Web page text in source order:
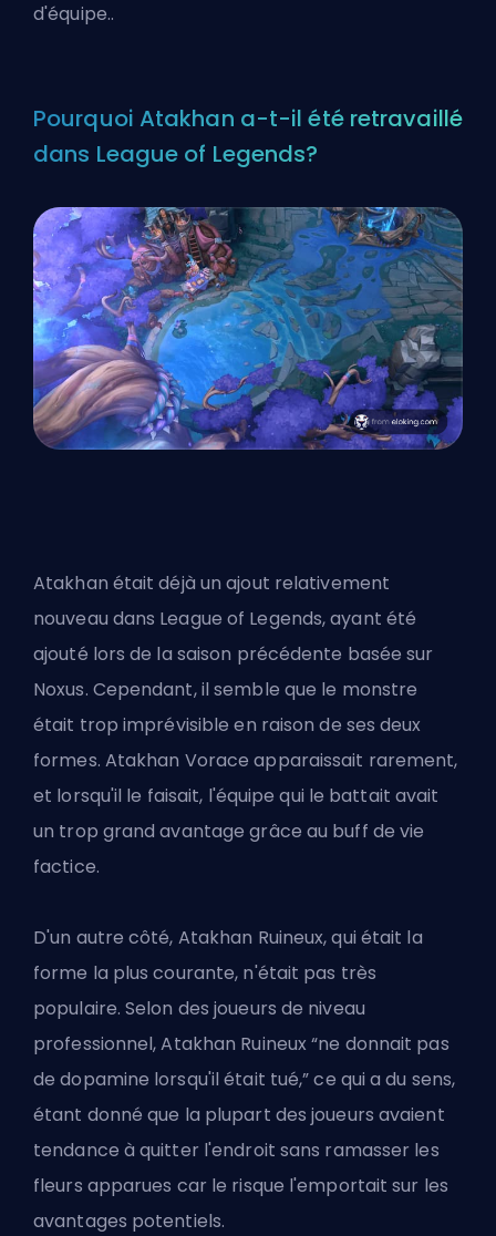
d'équipe..
Pourquoi Atakhan a-t-il été retravaillé
dans League of Legends?
Atakhan était déjà un ajout relativement
nouveau dans League of Legends, ayant été
ajouté lors de la saison précédente basée sur
Noxus. Cependant, il semble que le monstre
était trop imprévisible en raison de ses deux
formes. Atakhan Vorace apparaissait rarement,
et lorsqu'il le faisait, l'équipe qui le battait avait
un trop grand avantage grâce au buff de vie
factice.
D'un autre côté, Atakhan Ruineux, qui était la
forme la plus courante, n'était pas très
populaire. Selon des joueurs de niveau
professionnel, Atakhan Ruineux “ne donnait pas
de dopamine lorsqu'il était tué,” ce qui a du sens,
étant donné que la plupart des joueurs avaient
tendance à quitter l'endroit sans ramasser les
fleurs apparues car le risque l'emportait sur les
avantages potentiels.